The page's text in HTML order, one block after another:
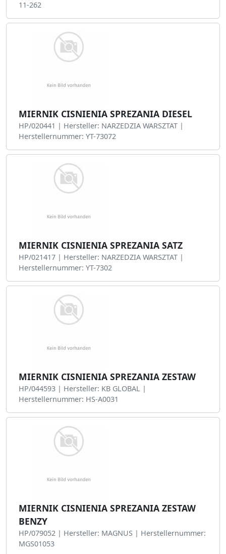
11-262
MIERNIK CISNIENIA SPREZANIA DIESEL
HP/020441 | Hersteller: NARZEDZIA WARSZTAT |
Herstellernummer: YT-73072
MIERNIK CISNIENIA SPREZANIA SATZ
HP/021417 | Hersteller: NARZEDZIA WARSZTAT |
Herstellernummer: YT-7302
MIERNIK CISNIENIA SPREZANIA ZESTAW
HP/044593 | Hersteller: KB GLOBAL |
Herstellernummer: HS-A0031
MIERNIK CISNIENIA SPREZANIA ZESTAW
BENZY
HP/079052 | Hersteller: MAGNUS | Herstellernummer:
MGS01053